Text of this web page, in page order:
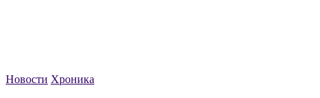
Новости Хроника